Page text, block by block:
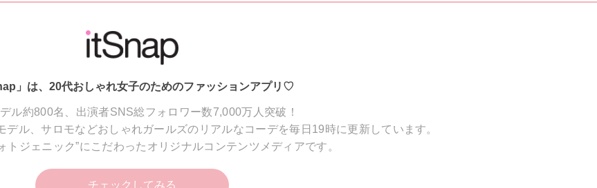
」は、20代おしゃれ女子のためのファッションアプリ♡
ル約800名、出演者SNS総フォロワー数7,000万人突破！
ル、サロモなどおしゃれガールズのリアルなコーデを毎日19時に更新しています。
トジェニック”にこだわったオリジナルコンテンツメディアです。
チェックしてみる